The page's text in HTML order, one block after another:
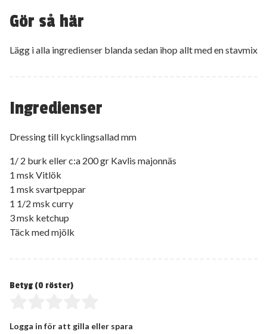
Ingredienser
Dressing till kycklingsallad mm
1/ 2 burk eller c:a 200 gr Kavlis majonnäs
1 msk Vitlök
1 msk svartpeppar
1 1/2 msk curry
3 msk ketchup
Täck med mjölk
Gör så här
Lägg i alla ingredienser blanda sedan ihop allt med en stavmix
Betyg (0 röster)
Logga in för att gilla eller spara